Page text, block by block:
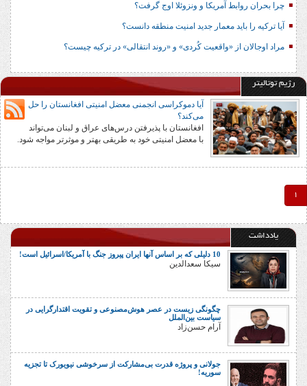
چرا بحران روابط آمریکا و ونزوئلا اوج گرفت؟
آیا ترکیه را باید معمار جدید امنیت منطقه دانست؟
مراد اوجالان از «واقعیت کُردی» و «روند انتقالی» در ترکیه چیست؟
رژیم توتالیتر
آیا دموکراسی انجمنی معضل امنیتی افغانستان را حل
می‌کند؟
افغانستان با پذیرفتن درس‌های عراق و لبنان می‌تواند
با معضل امنیتی خود به طریقی بهتر و موثرتر مواجه شود.
1
یادداشت
10 دلیلی که بر اساس آنها ایران پیروز جنگ با آمریکا/اسرائیل است!
سیکا سعدالدین
چگونگی زیست در عصر هوش‌مصنوعی و تقویت اقتدارگرایی در
سیاست بین‌الملل
آرام حسن‌زاد
جولانی و پروژه قدرت بی‌مشارکت از سرخوشی نیویورک تا تجزیه
سوریه!